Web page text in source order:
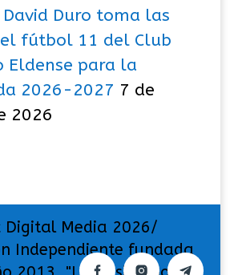
David Duro toma las
fútbol 11 del Club
Eldense para la
2026-2027 7 de
2026
Digital Media 2026/
Independiente fundada